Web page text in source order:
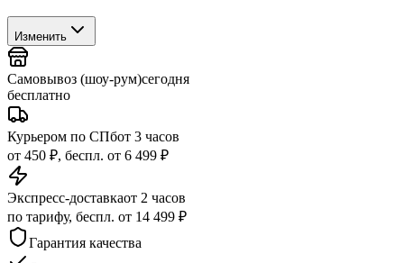
Изменить
Самовывоз (шоу-рум)сегодня
бесплатно
Курьером по СПбот 3 часов
от 450 ₽, беспл. от 6 499 ₽
Экспресс-доставкаот 2 часов
по тарифу, беспл. от 14 499 ₽
Гарантия качества